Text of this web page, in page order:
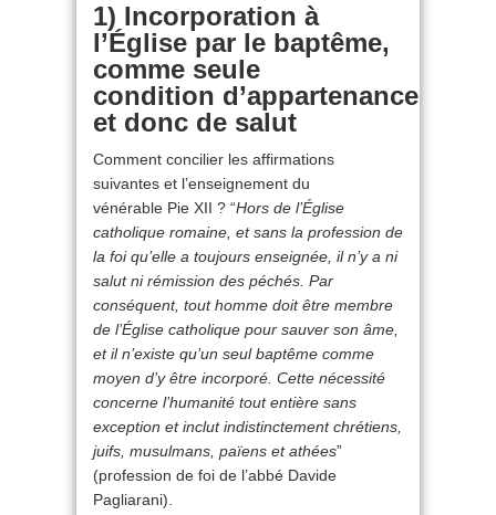
1) Incorporation à
l’Église par le baptême,
comme seule
condition d’appartenance
et donc de salut
Comment concilier les affirmations
suivantes et l’enseignement du
vénérable Pie XII ? “Hors de l’Église
catholique romaine, et sans la profession de
la foi qu’elle a toujours enseignée, il n’y a ni
salut ni rémission des péchés. Par
conséquent, tout homme doit être membre
de l’Église catholique pour sauver son âme,
et il n’existe qu’un seul baptême comme
moyen d’y être incorporé. Cette nécessité
concerne l’humanité tout entière sans
exception et inclut indistinctement chrétiens,
juifs, musulmans, païens et athées”
(profession de foi de l’abbé Davide
Pagliarani).